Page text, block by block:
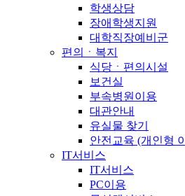
학생상담
장애학생지원
대학직장예비군
편의ㆍ복지
식당ㆍ편의시설
보건실
부속병원이용
대관안내
유실물 찾기
안전교육 (개인형
IT서비스
IT서비스
PC이용